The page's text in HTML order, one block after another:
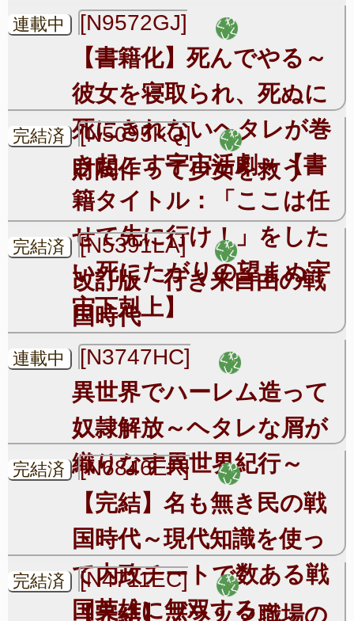
連載中 [N9572GJ]
【書籍化】死んでやる～
彼女を寝取られ、死ぬに
死にきれないヘタレが巻
き起こす宇宙活劇～【書
籍タイトル：「ここは任
せて先に行け！」をした
い死にたがりの望まぬ宇
宙下剋上】
完結済 [N5095KQ]
財閥作って少女を救う
完結済 [N5391LA]
改訂版 行き来自由の戦
国時代
連載中 [N3747HC]
異世界でハーレム造って
奴隷解放～ヘタレな屑が
織りなす異世界紀行～
完結済 [N6846ER]
【完結】名も無き民の戦
国時代～現代知識を使っ
て内政チートで数ある戦
国英雄に無双する～
完結済 [N4711EC]
【完結】ブラック職場の